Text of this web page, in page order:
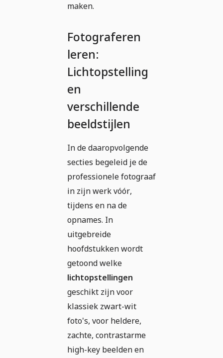
maken.
Fotograferen
leren:
Lichtopstelling
en
verschillende
beeldstijlen
In de daaropvolgende
secties begeleid je de
professionele fotograaf
in zijn werk vóór,
tijdens en na de
opnames. In
uitgebreide
hoofdstukken wordt
getoond welke
lichtopstellingen
geschikt zijn voor
klassiek zwart-wit
foto's, voor heldere,
zachte, contrastarme
high-key beelden en